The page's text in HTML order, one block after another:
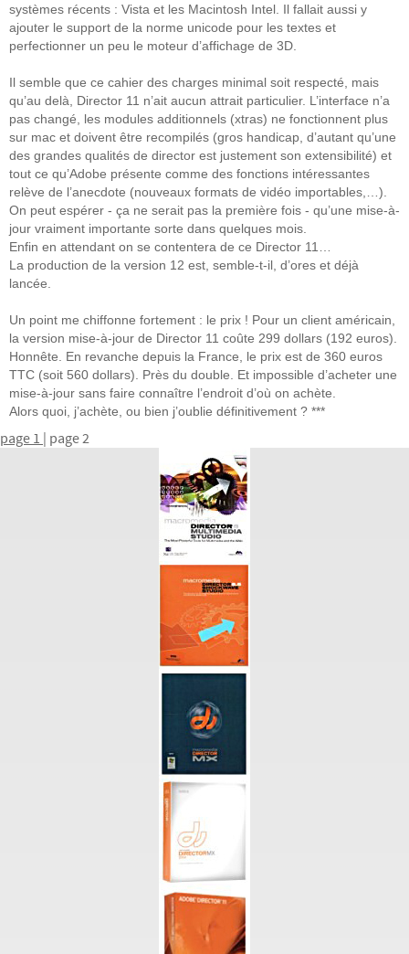
systèmes récents : Vista et les Macintosh Intel. Il fallait aussi y
ajouter le support de la norme unicode pour les textes et
perfectionner un peu le moteur d’affichage de 3D.
Il semble que ce cahier des charges minimal soit respecté, mais
qu’au delà, Director 11 n’ait aucun attrait particulier. L’interface n’a
pas changé, les modules additionnels (xtras) ne fonctionnent plus
sur mac et doivent être recompilés (gros handicap, d’autant qu’une
des grandes qualités de director est justement son extensibilité) et
tout ce qu’Adobe présente comme des fonctions intéressantes
relève de l’anecdote (nouveaux formats de vidéo importables,…).
On peut espérer - ça ne serait pas la première fois - qu’une mise-à-
jour vraiment importante sorte dans quelques mois.
Enfin en attendant on se contentera de ce Director 11…
La production de la version 12 est, semble-t-il, d’ores et déjà
lancée.
Un point me chiffonne fortement : le prix ! Pour un client américain,
la version mise-à-jour de Director 11 coûte 299 dollars (192 euros).
Honnête. En revanche depuis la France, le prix est de 360 euros
TTC (soit 560 dollars). Près du double. Et impossible d’acheter une
mise-à-jour sans faire connaître l’endroit d’où on achète.
Alors quoi, j’achète, ou bien j’oublie définitivement ? ***
page 1 | page 2